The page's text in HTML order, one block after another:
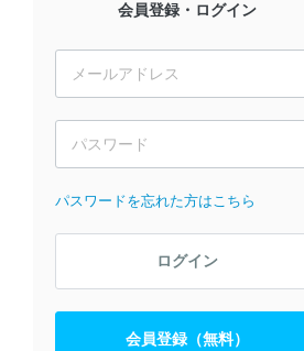
会員登録・ログイン
パスワードを忘れた方はこちら
ログイン
会員登録（無料）